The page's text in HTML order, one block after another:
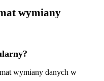
wymiany
wymiany danych w